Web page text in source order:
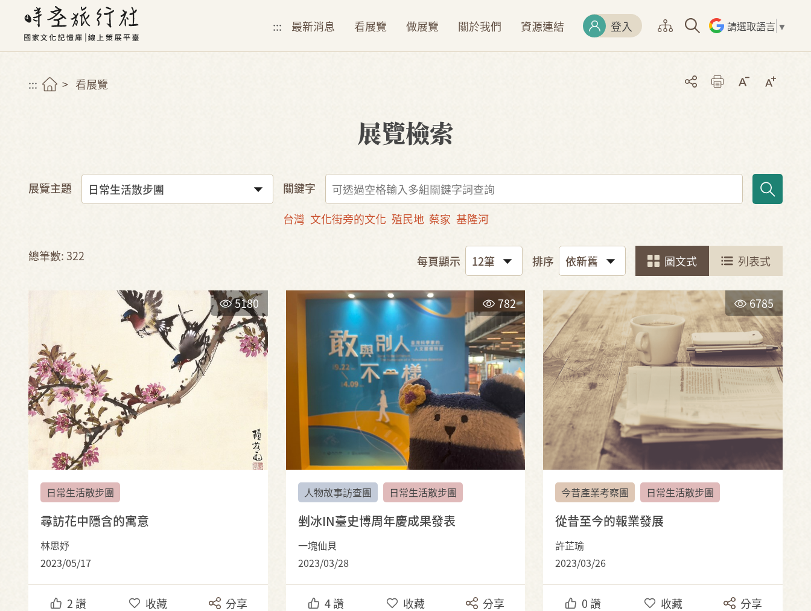
::: 最新消息 看展覽 做展覽 關於我們 資源連結 登入 請選取語言 ▼
::: 看展覽
展覽檢索
展覽主題
關鍵字
台灣 文化街旁的文化 殖民地 蔡家 基隆河
總筆數: 322 每頁顯示 排序 圖文式 列表式
5180
日常生活散步團
尋訪花中隱含的寓意
林思妤
2023/05/17
2讚 收藏 分享
782
人物故事訪查團 日常生活散步團
剉冰IN臺史博周年慶成果發表
一塊仙貝
2023/03/28
4讚 收藏 分享
6785
今昔產業考察團 日常生活散步團
從昔至今的報業發展
許芷瑜
2023/03/26
0讚 收藏 分享